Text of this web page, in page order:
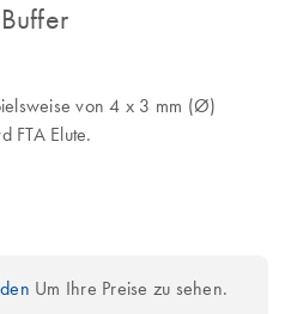
von 4 x 3 mm (Ø)
FTA Elute.
Um Ihre Preise zu sehen.